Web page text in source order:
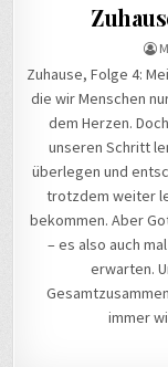
Zuhause, Folge 4:
die wir Menschen
dem Herzen.
unseren Schritt
überlegen und
trotzdem weiter
bekommen. Aber
– es also auch
erwarten.
immer